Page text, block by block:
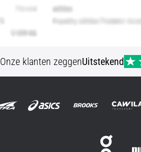
Onze klanten zeggenUitstekend